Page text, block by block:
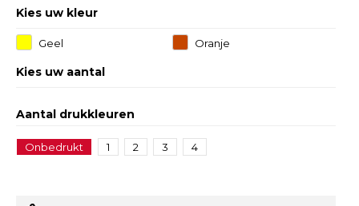
Kies uw kleur
Geel Oranje
Kies uw aantal
Aantal drukkleuren
Onbedrukt 1 2 3 4